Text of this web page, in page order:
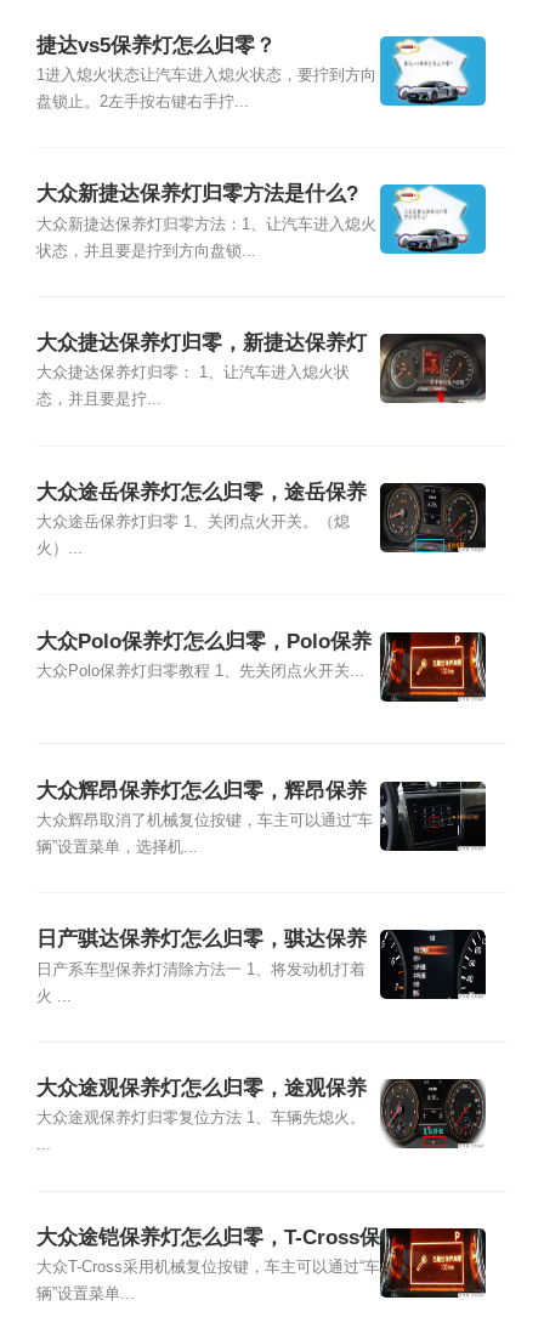
捷达vs5保养灯怎么归零？
1进入熄火状态让汽车进入熄火状态，要拧到方向
盘锁止。2左手按右键右手拧...
大众新捷达保养灯归零方法是什么?
大众新捷达保养灯归零方法：1、让汽车进入熄火
状态，并且要是拧到方向盘锁...
大众捷达保养灯归零，新捷达保养灯
怎么归零
大众捷达保养灯归零： 1、让汽车进入熄火状
态，并且要是拧...
大众途岳保养灯怎么归零，途岳保养
灯复位清零方法
大众途岳保养灯归零 1、关闭点火开关。（熄
火）...
大众Polo保养灯怎么归零，Polo保养
灯复位清零方法
大众Polo保养灯归零教程 1、先关闭点火开关...
大众辉昂保养灯怎么归零，辉昂保养
灯复位清零方法
大众辉昂取消了机械复位按键，车主可以通过“车
辆”设置菜单，选择机...
日产骐达保养灯怎么归零，骐达保养
灯复位清零方法
日产系车型保养灯清除方法一 1、将发动机打着
火 ...
大众途观保养灯怎么归零，途观保养
灯复位清零方法
大众途观保养灯归零复位方法 1、车辆先熄火。
...
大众途铠保养灯怎么归零，T-Cross保
养灯复位清零方法
大众T-Cross采用机械复位按键，车主可以通过“车
辆”设置菜单...